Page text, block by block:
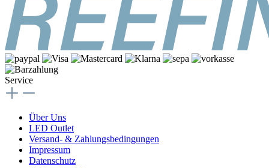
Service
Über Uns
LED Outlet
Versand- & Zahlungsbedingungen
Impressum
Datenschutz